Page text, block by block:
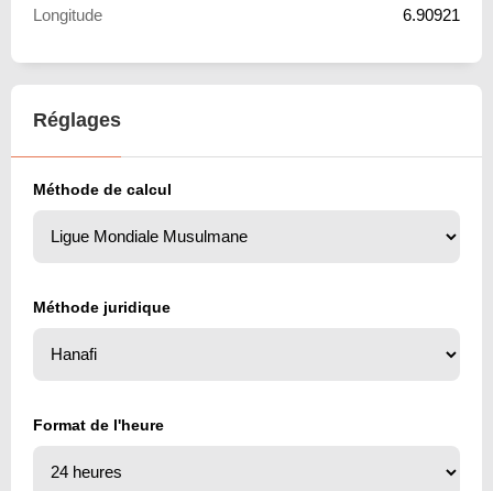
Longitude 6.90921
Réglages
Méthode de calcul
Méthode juridique
Format de l'heure